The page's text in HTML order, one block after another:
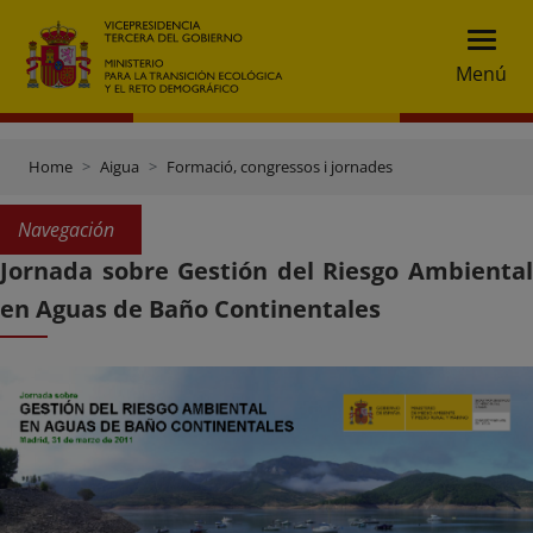
Menú
Home Aigua Formació, congressos i jornades
Navegación
Jornada sobre Gestión del Riesgo Ambiental
en Aguas de Baño Continentales